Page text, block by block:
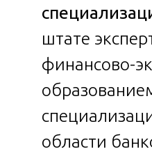
штате
финансово-
области